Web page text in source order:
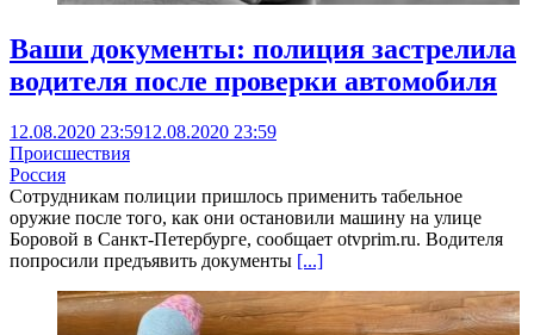
Ваши документы: полиция застрелила
водителя после проверки автомобиля
12.08.2020 23:5912.08.2020 23:59
Происшествия
Россия
Сотрудникам полиции пришлось применить табельное
оружие после того, как они остановили машину на улице
Боровой в Санкт-Петербурге, сообщает otvprim.ru. Водителя
попросили предъявить документы [...]